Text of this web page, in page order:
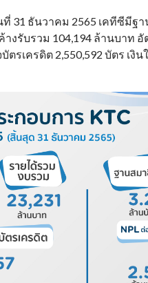
31 ธันวาคม 2565 เคทีซีมีฐ
งรับรวม 104,194 ล้านบาท
ตรเครดิต 2,550,592 บัตร เ